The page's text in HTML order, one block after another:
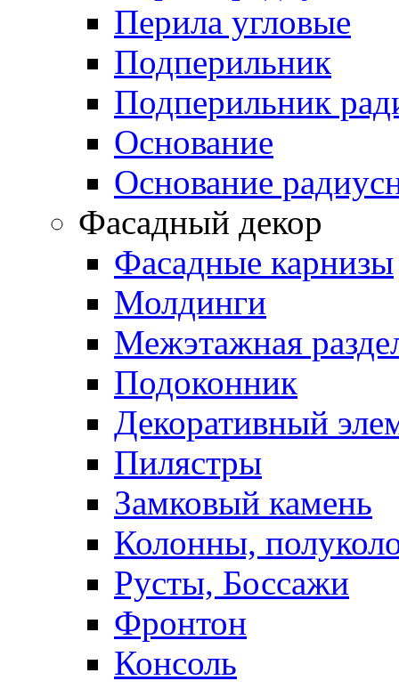
Перила угловые
Подперильник
Подперильник
Основание
Основание
Фасадный декор
Фасадные карнизы
Молдинги
Межэтажная
Подоконник
Декоративный
Пилястры
Замковый камень
Колонны,
Русты, Боссажи
Фронтон
Консоль